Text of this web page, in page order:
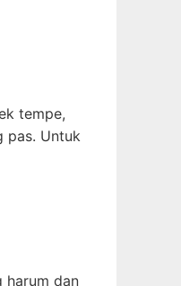
tempe,
pas. Untuk
harum dan